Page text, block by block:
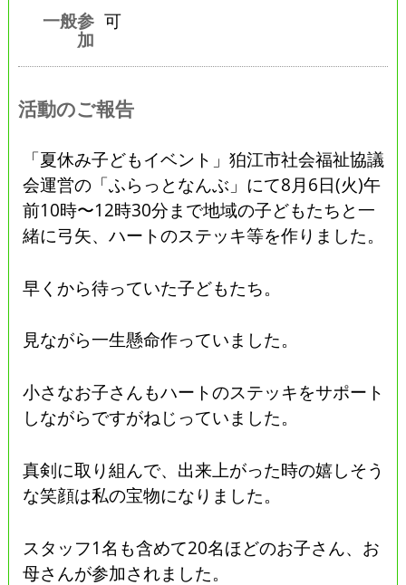
一般参
加
可
活動のご報告
「夏休み子どもイベント」狛江市社会福祉協議
会運営の「ふらっとなんぶ」にて8月6日(火)午
前10時〜12時30分まで地域の子どもたちと一
緒に弓矢、ハートのステッキ等を作りました。
早くから待っていた子どもたち。
見ながら一生懸命作っていました。
小さなお子さんもハートのステッキをサポート
しながらですがねじっていました。
真剣に取り組んで、出来上がった時の嬉しそう
な笑顔は私の宝物になりました。
スタッフ1名も含めて20名ほどのお子さん、お
母さんが参加されました。